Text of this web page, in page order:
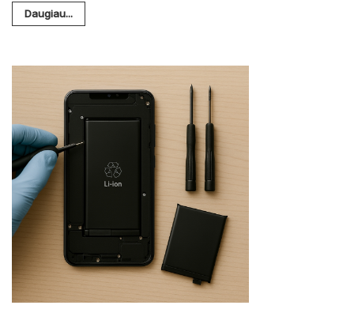
Daugiau...